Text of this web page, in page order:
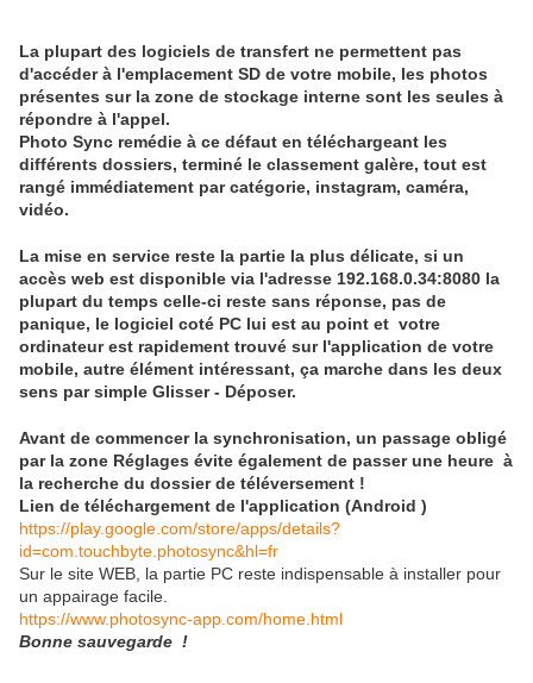
La plupart des logiciels de transfert ne permettent pas
d'accéder à l'emplacement SD de votre mobile, les photos
présentes sur la zone de stockage interne sont les seules à
répondre à l'appel.
Photo Sync remédie à ce défaut en téléchargeant les
différents dossiers, terminé le classement galère, tout est
rangé immédiatement par catégorie, instagram, caméra,
vidéo.
La mise en service reste la partie la plus délicate, si un
accès web est disponible via l'adresse 192.168.0.34:8080 la
plupart du temps celle-ci reste sans réponse, pas de
panique, le logiciel coté PC lui est au point et votre
ordinateur est rapidement trouvé sur l'application de votre
mobile, autre élément intéressant, ça marche dans les deux
sens par simple Glisser - Déposer.
Avant de commencer la synchronisation, un passage obligé
par la zone Réglages évite également de passer une heure à
la recherche du dossier de téléversement !
Lien de téléchargement de l'application (Android )
https://play.google.com/store/apps/details?
id=com.touchbyte.photosync&hl=fr
Sur le site WEB, la partie PC reste indispensable à installer pour
un appairage facile.
https://www.photosync-app.com/home.html
Bonne sauvegarde !